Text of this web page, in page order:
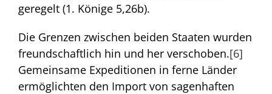
geregelt (1. Könige 5,26b).
Die Grenzen zwischen beiden Staaten wurden
freundschaftlich hin und her verschoben.[6]
Gemeinsame Expeditionen in ferne Länder
ermöglichten den Import von sagenhaften